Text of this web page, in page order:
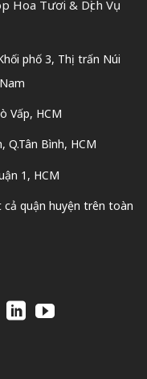
Hoa Tươi & Dịch Vụ
phố 3, Thị trấn Núi
Vấp, HCM
Q.Tân Bình, HCM
1, HCM
quận huyện trên toàn